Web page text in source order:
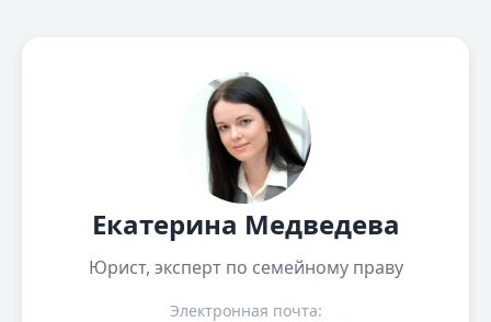
Екатерина Медведева
Юрист, эксперт по семейному праву
Электронная почта: